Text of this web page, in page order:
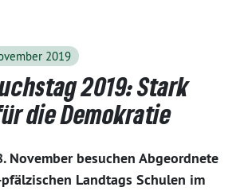
2019
2019: Stark
die Demokratie
November besuchen Abgeordnete
Landtags Schulen im